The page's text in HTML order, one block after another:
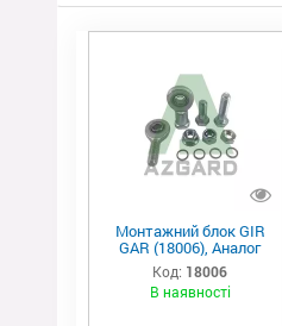
Монтажний блок GIR
GAR (18006), Аналог
Код: 18006
В наявності